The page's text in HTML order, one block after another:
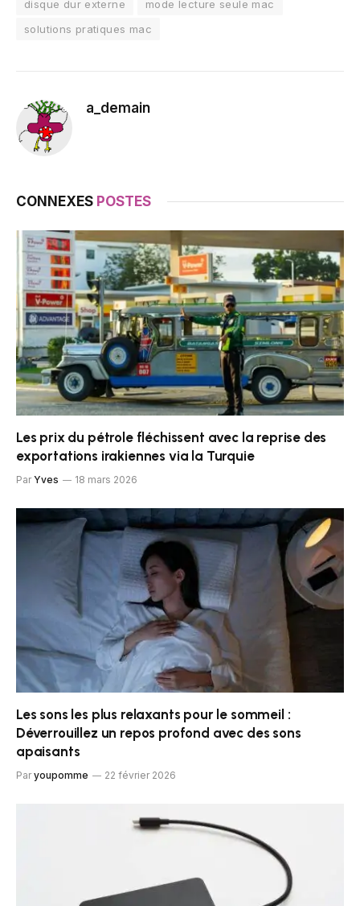
disque dur externe
mode lecture seule mac
solutions pratiques mac
a_demain
CONNEXES POSTES
Les prix du pétrole fléchissent avec la reprise des
exportations irakiennes via la Turquie
Par Yves 18 mars 2026
Les sons les plus relaxants pour le sommeil :
Déverrouillez un repos profond avec des sons
apaisants
Par youpomme 22 février 2026